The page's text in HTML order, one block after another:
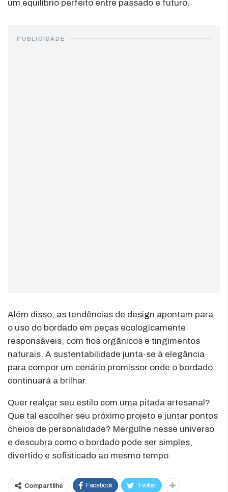
um equilíbrio perfeito entre passado e futuro.
PUBLICIDADE
Além disso, as tendências de design apontam para
o uso do bordado em peças ecologicamente
responsáveis, com fios orgânicos e tingimentos
naturais. A sustentabilidade junta-se à elegância
para compor um cenário promissor onde o bordado
continuará a brilhar.
Quer realçar seu estilo com uma pitada artesanal?
Que tal escolher seu próximo projeto e juntar pontos
cheios de personalidade? Mergulhe nesse universo
e descubra como o bordado pode ser simples,
divertido e sofisticado ao mesmo tempo.
Compartilhe Facebook Twitter